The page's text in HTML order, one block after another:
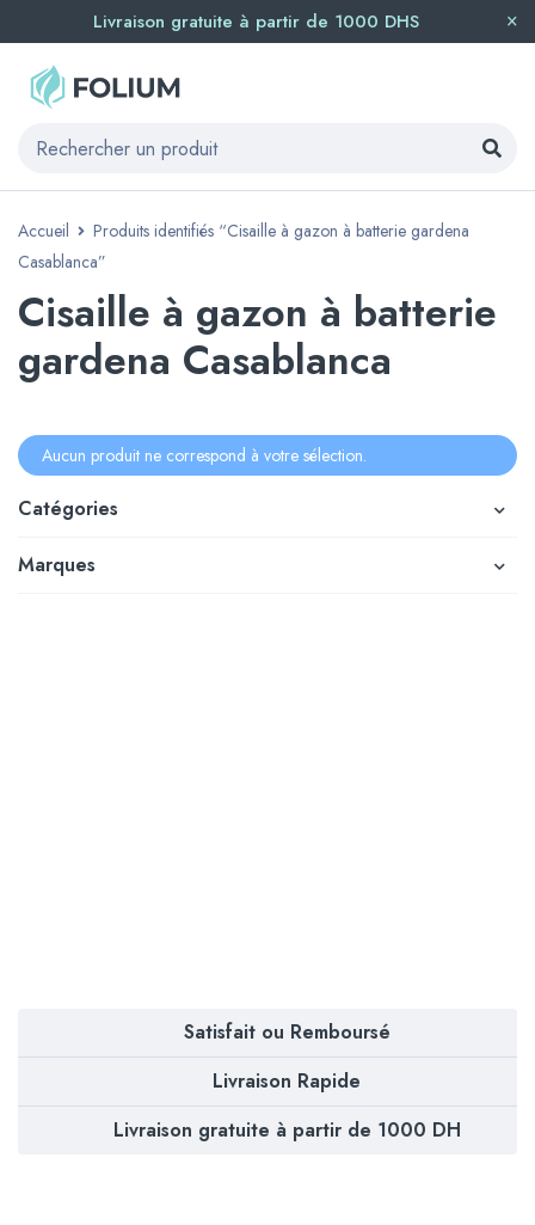
Livraison gratuite à partir de 1000 DHS
Accueil
Produits identifiés “Cisaille à gazon à batterie gardena
Casablanca”
Cisaille à gazon à batterie
gardena Casablanca
Catégories
Marques
Aucun produit ne correspond à votre sélection.
Satisfait ou Remboursé
Livraison Rapide
Livraison gratuite à partir de 1000 DH